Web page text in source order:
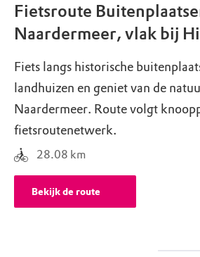
Fietsroute
Naardermeer, vlak bij
Fiets langs historische
landhuizen en geniet van de
Naardermeer. Route volgt
fietsroutenetwerk.
28.08 km
Bekijk de route